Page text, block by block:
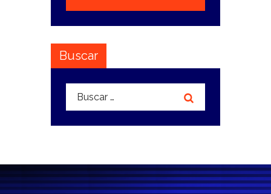
Buscar
Buscar: